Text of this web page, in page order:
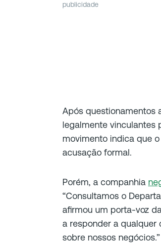
publicidade
Após questionamentos
legalmente vinculantes
movimento indica que
acusação formal.
Porém, a companhia
“Consultamos o
afirmou um porta-voz
a responder a qualquer
sobre nossos negócios.”